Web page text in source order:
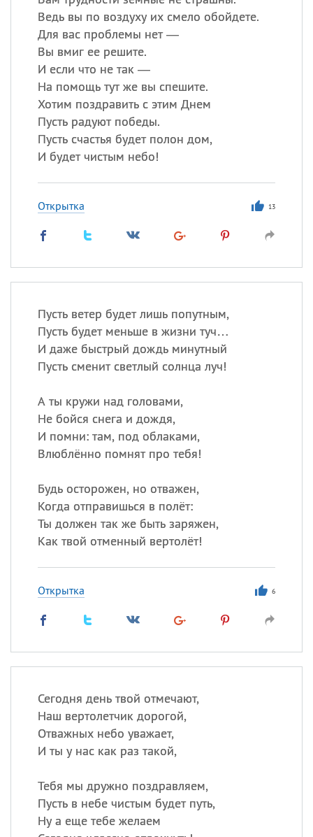
Ведь вы по воздуху их смело обойдете.
Для вас проблемы нет —
Вы вмиг ее решите.
И если что не так —
На помощь тут же вы спешите.
Хотим поздравить с этим Днем
Пусть радуют победы.
Пусть счастья будет полон дом,
И будет чистым небо!
Открытка 13
Пусть ветер будет лишь попутным,
Пусть будет меньше в жизни туч…
И даже быстрый дождь минутный
Пусть сменит светлый солнца луч!
А ты кружи над головами,
Не бойся снега и дождя,
И помни: там, под облаками,
Влюблённо помнят про тебя!
Будь осторожен, но отважен,
Когда отправишься в полёт:
Ты должен так же быть заряжен,
Как твой отменный вертолёт!
Открытка 6
Сегодня день твой отмечают,
Наш вертолетчик дорогой,
Отважных небо уважает,
И ты у нас как раз такой,
Тебя мы дружно поздравляем,
Пусть в небе чистым будет путь,
Ну а еще тебе желаем